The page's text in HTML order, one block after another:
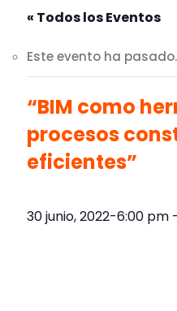
« Todos los Eventos
Este evento ha pasado.
“BIM como
procesos
eficientes”
30 junio, 2022-6:00 pm